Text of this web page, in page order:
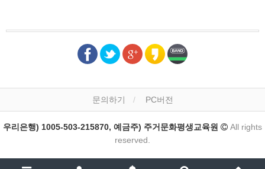
문의하기 PC버전
우리은행) 1005-503-215870, 예금주) 주거문화평생교육원
All rights
reserved.